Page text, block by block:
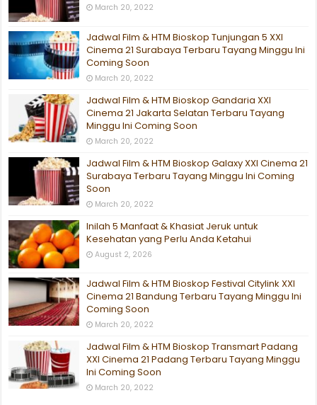
March 20, 2022
Jadwal Film & HTM Bioskop Tunjungan 5 XXI
Cinema 21 Surabaya Terbaru Tayang Minggu Ini
Coming Soon
March 20, 2022
Jadwal Film & HTM Bioskop Gandaria XXI
Cinema 21 Jakarta Selatan Terbaru Tayang
Minggu Ini Coming Soon
March 20, 2022
Jadwal Film & HTM Bioskop Galaxy XXI Cinema 21
Surabaya Terbaru Tayang Minggu Ini Coming
Soon
March 20, 2022
Inilah 5 Manfaat & Khasiat Jeruk untuk
Kesehatan yang Perlu Anda Ketahui
August 2, 2026
Jadwal Film & HTM Bioskop Festival Citylink XXI
Cinema 21 Bandung Terbaru Tayang Minggu Ini
Coming Soon
March 20, 2022
Jadwal Film & HTM Bioskop Transmart Padang
XXI Cinema 21 Padang Terbaru Tayang Minggu
Ini Coming Soon
March 20, 2022